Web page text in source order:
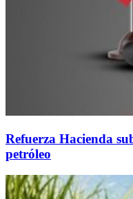
Refuerza Hacienda
petróleo